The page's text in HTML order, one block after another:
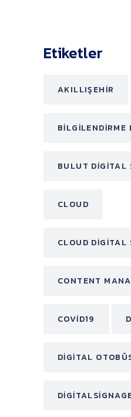
Etiketler
AKILLIŞEHIR
BILGILENDIRME
BULUT DIGITAL
CLOUD
CLOUD DIGITAL
CONTENT
COVID19
DIGITAL